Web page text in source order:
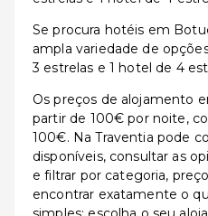
Se procura hotéis em
ampla variedade de
3 estrelas e 1 hotel de 4
Os preços de alojamento
partir de 100€ por noite,
100€. Na Traventia pode
disponíveis, consultar as
e filtrar por categoria,
encontrar exatamente o